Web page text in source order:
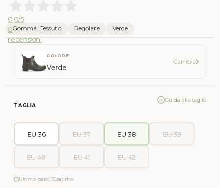
0,0/5
0
recensioni
Gomma, Tessuto Regolare Verde
COLORE
Verde
Cambia
TAGLIA
Guida alle taglie
EU 36 EU 37 EU 38 EU 39
EU 40 EU 41 EU 42
Ultimo paio Esaurito